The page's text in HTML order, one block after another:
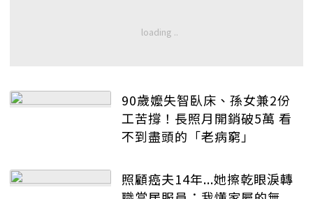
90歲嬤失智臥床、孫女兼2份
工苦撐！長照月開銷破5萬 看
不到盡頭的「老病窮」
照顧癌夫14年...她擦乾眼淚轉